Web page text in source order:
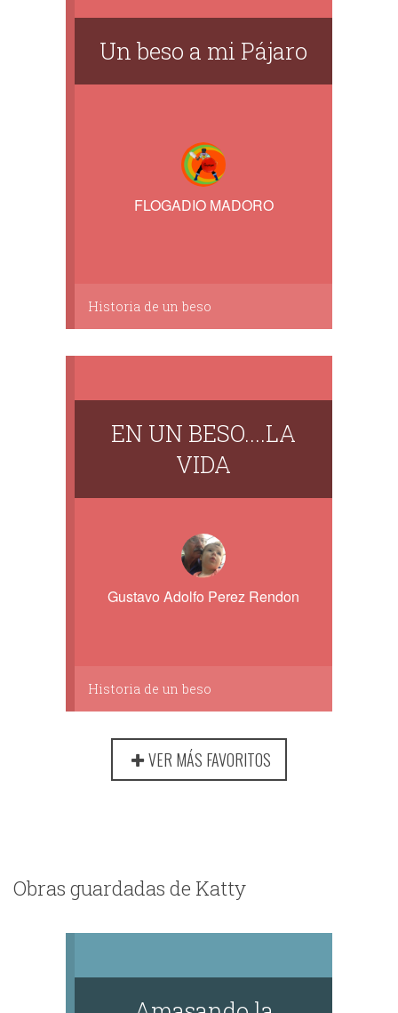
Un beso a mi Pájaro
FLOGADIO MADORO
Historia de un beso
EN UN BESO....LA
VIDA
Gustavo Adolfo Perez Rendon
Historia de un beso
VER MÁS FAVORITOS
Obras guardadas de Katty